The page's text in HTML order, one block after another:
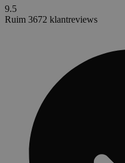
9.5
Ruim 3672 klantreviews